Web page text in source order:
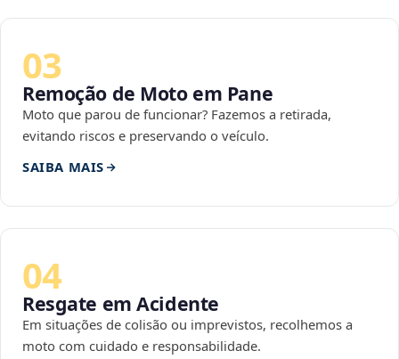
03
Remoção de Moto em Pane
Moto que parou de funcionar? Fazemos a retirada,
evitando riscos e preservando o veículo.
SAIBA MAIS
04
Resgate em Acidente
Em situações de colisão ou imprevistos, recolhemos a
moto com cuidado e responsabilidade.